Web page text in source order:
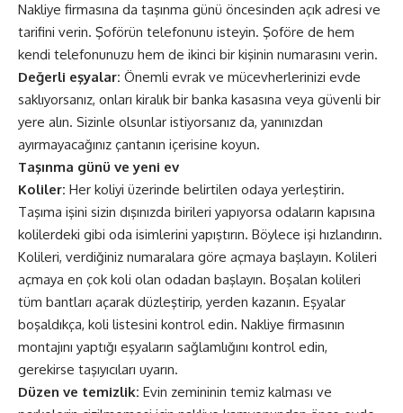
Nakliye firmasına da taşınma günü öncesinden açık adresi ve
tarifini verin. Şoförün telefonunu isteyin. Şoföre de hem
kendi telefonunuzu hem de ikinci bir kişinin numarasını verin.
Değerli eşyalar: Önemli evrak ve mücevherlerinizi evde
saklıyorsanız, onları kiralık bir banka kasasına veya güvenli bir
yere alın. Sizinle olsunlar istiyorsanız da, yanınızdan
ayırmayacağınız çantanın içerisine koyun.
Taşınma günü ve yeni ev
Koliler: Her koliyi üzerinde belirtilen odaya yerleştirin.
Taşıma işini sizin dışınızda birileri yapıyorsa odaların kapısına
kolilerdeki gibi oda isimlerini yapıştırın. Böylece işi hızlandırın.
Kolileri, verdiğiniz numaralara göre açmaya başlayın. Kolileri
açmaya en çok koli olan odadan başlayın. Boşalan kolileri
tüm bantları açarak düzleştirip, yerden kazanın. Eşyalar
boşaldıkça, koli listesini kontrol edin. Nakliye firmasının
montajını yaptığı eşyaların sağlamlığını kontrol edin,
gerekirse taşıyıcıları uyarın.
Düzen ve temizlik: Evin zemininin temiz kalması ve